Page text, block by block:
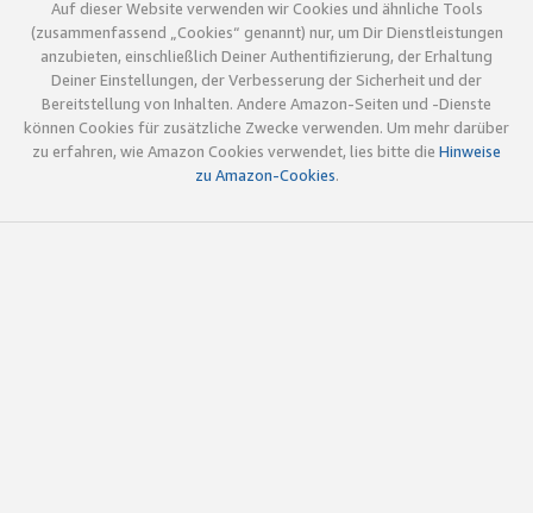
Auf dieser Website verwenden wir Cookies und ähnliche Tools
(zusammenfassend „Cookies“ genannt) nur, um Dir Dienstleistungen
anzubieten, einschließlich Deiner Authentifizierung, der Erhaltung
Deiner Einstellungen, der Verbesserung der Sicherheit und der
Bereitstellung von Inhalten. Andere Amazon-Seiten und -Dienste
können Cookies für zusätzliche Zwecke verwenden. Um mehr darüber
zu erfahren, wie Amazon Cookies verwendet, lies bitte die Hinweise
zu Amazon-Cookies.